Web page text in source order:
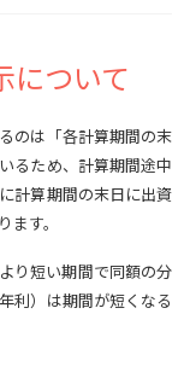
について
のは「各計算期間の末
るため、計算期間途中
計算期間の末日に出資
す。
り短い期間で同額の分
利）は期間が短くなる